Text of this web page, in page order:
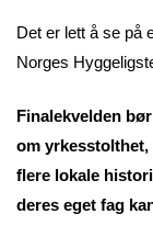
Det er lett å se på
Norges
Finalekvelden
om
flere lokale
deres eget fag